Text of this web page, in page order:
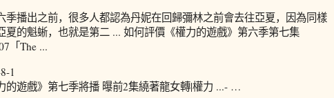
季播出之前，很多人都認為丹妮在回歸彌林之前會去往亞夏，因為同樣
夏的魁蜥，也就是第二 ... 如何評價《權力的遊戲》第六季第七集
「The ...
1
的遊戲》第七季將播 曝前2集繞著龍女轉|權力 ...- …